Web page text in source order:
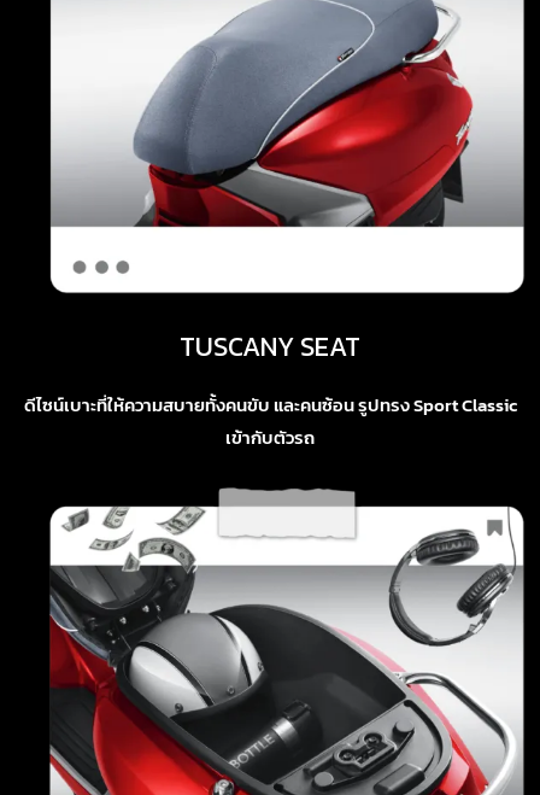
TUSCANY SEAT
ดีไซน์เบาะที่ให้ความสบายทั้งคนขับ และคนซ้อน รูปทรง Sport Classic
เข้ากับตัวรถ